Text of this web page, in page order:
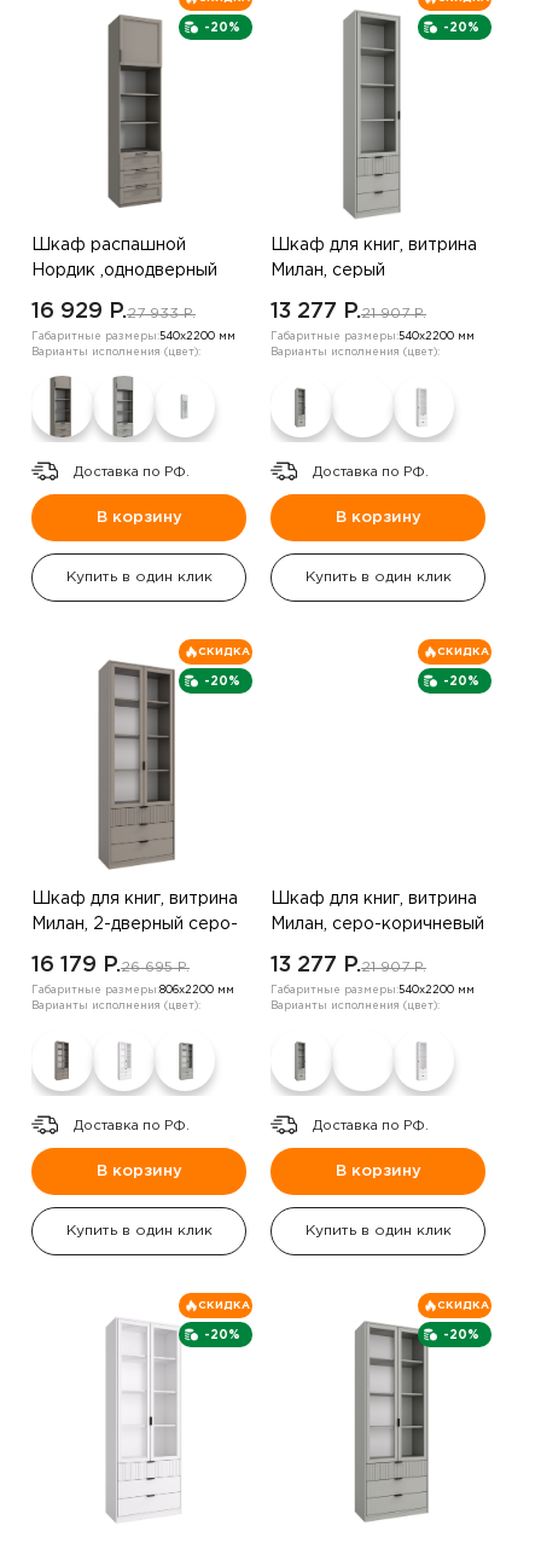
-20%
Шкаф распашной
Нордик ,однодверный
16 929 P.27 933 P.
Габаритные размеры:540х2200 мм
Варианты исполнения (цвет):
Доставка по РФ.
В корзину
Купить в один клик
-20%
Шкаф для книг, витрина
Милан, серый
13 277 P.21 907 P.
Габаритные размеры:540х2200 мм
Варианты исполнения (цвет):
Доставка по РФ.
В корзину
Купить в один клик
-20%
СКИДКА
Шкаф для книг, витрина
Милан, 2-дверный серо-
16 179 P.26 695 P.
Габаритные размеры:806х2200 мм
Варианты исполнения (цвет):
Доставка по РФ.
В корзину
Купить в один клик
-20%
СКИДКА
Шкаф для книг, витрина
Милан, серо-коричневый
13 277 P.21 907 P.
Габаритные размеры:540х2200 мм
Варианты исполнения (цвет):
Доставка по РФ.
В корзину
Купить в один клик
-20%
СКИДКА
-20%
СКИДКА